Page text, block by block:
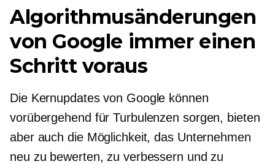
Algorithmusänderungen
von Google immer einen
Schritt voraus
Die Kernupdates von Google können
vorübergehend für Turbulenzen sorgen, bieten
aber auch die Möglichkeit, das Unternehmen
neu zu bewerten, zu verbessern und zu